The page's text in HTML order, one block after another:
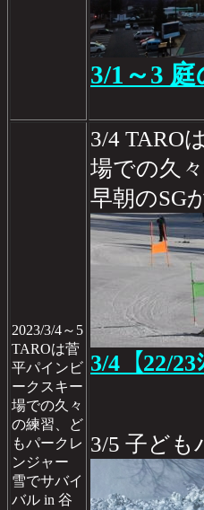
3/1～3
2023/3/4～5
TAROは菅
平パインビ
ークスキー
場での久々
の練習、ど
もパークレ
ンジャー
雪でサバイ
バル in 谷
3/4 TARO
場での久々
早朝のSG
3/4【22/
3/5 子ども